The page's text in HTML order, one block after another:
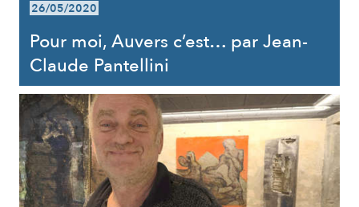
26/05/2020
Pour moi, Auvers c’est… par Jean-
Claude Pantellini